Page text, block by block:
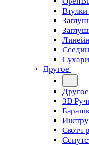
Втулки
Другое
Другое
3D
Скотч